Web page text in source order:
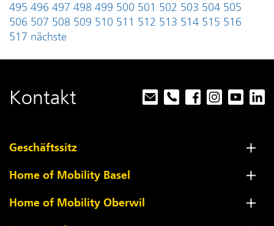
495 496 497 498 499 500 501 502 503 504 505
506 507 508 509 510 511 512 513 514 515 516
517 nächste
Kontakt
Geschäftssitz
Home of Mobility Basel
Home of Mobility Oberwil